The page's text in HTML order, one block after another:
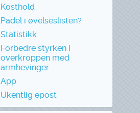
Kosthold
Padel i øvelseslisten?
Statistikk
Forbedre styrken i
overkroppen med
armhevinger
App
Ukentlig epost